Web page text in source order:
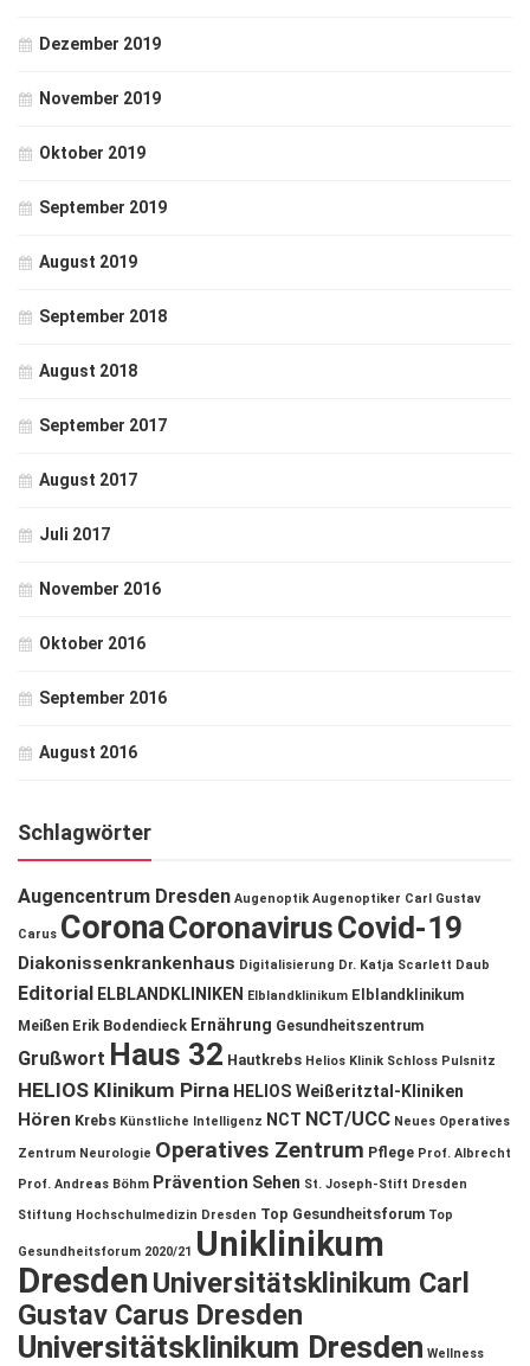
Dezember 2019
November 2019
Oktober 2019
September 2019
August 2019
September 2018
August 2018
September 2017
August 2017
Juli 2017
November 2016
Oktober 2016
September 2016
August 2016
Schlagwörter
Augencentrum Dresden Augenoptik Augenoptiker Carl Gustav
Carus CoronaCoronavirusCovid-19
Diakonissenkrankenhaus Digitalisierung Dr. Katja Scarlett Daub
Editorial ELBLANDKLINIKEN Elblandklinikum Elblandklinikum
Meißen Erik Bodendieck Ernährung Gesundheitszentrum
Grußwort Haus 32 Hautkrebs Helios Klinik Schloss Pulsnitz
HELIOS Klinikum Pirna HELIOS Weißeritztal-Kliniken
Hören Krebs Künstliche Intelligenz NCT NCT/UCC Neues Operatives
Zentrum Neurologie Operatives Zentrum Pflege Prof. Albrecht
Prof. Andreas Böhm Prävention Sehen St. Joseph-Stift Dresden
Stiftung Hochschulmedizin Dresden Top Gesundheitsforum Top
Gesundheitsforum 2020/21 Uniklinikum
DresdenUniversitätsklinikum Carl
Gustav Carus Dresden
Universitätsklinikum Dresden Wellness